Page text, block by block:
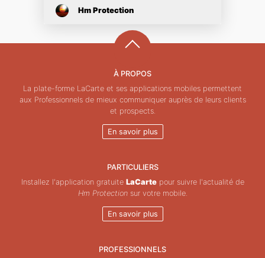
Hm Protection
À PROPOS
La plate-forme LaCarte et ses applications mobiles permettent
aux Professionnels de mieux communiquer auprès de leurs clients
et prospects.
En savoir plus
PARTICULIERS
Installez l'application gratuite LaCartepour suivre l'actualité de
Hm Protectionsur votre mobile.
En savoir plus
PROFESSIONNELS